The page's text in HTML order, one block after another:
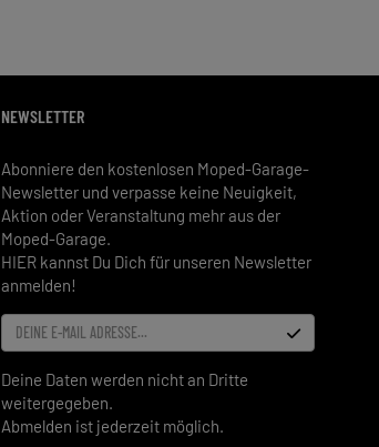
NEWSLETTER
Abonniere den kostenlosen Moped-Garage-
Newsletter und verpasse keine Neuigkeit,
Aktion oder Veranstaltung mehr aus der
Moped-Garage.
HIER kannst Du Dich für unseren Newsletter
anmelden!
DEINE E-MAIL ADRESSE...
Deine Daten werden nicht an Dritte
weitergegeben.
Abmelden ist jederzeit möglich.